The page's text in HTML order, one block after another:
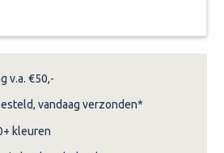
v.a. €50,-
vandaag verzonden*
kleuren